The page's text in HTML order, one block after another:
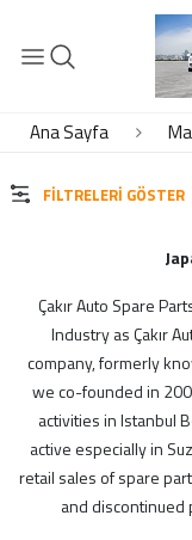
KATEGORİLER
Baleno Yedek Parça
Bmw Yedek Parça
Chevrolet Yedek
Daewoo Yedek
DAİHATSU
Dfm Dfsk Yedek
Elektrik - Motor
Elektrik - Motor
Ana Sayfa
FILTRELERI GÖSTER
Çakır Auto Spare
Industry as Çakır
company, formerly
we co-founded in
activities in Istanbul
active especially in
retail sales of spare
and discontinued